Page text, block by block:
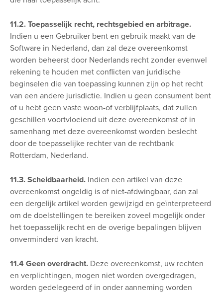
11.2. Toepasselijk recht, rechtsgebied en arbitrage.
Indien u een Gebruiker bent en gebruik maakt van de
Software in Nederland, dan zal deze overeenkomst
worden beheerst door Nederlands recht zonder evenwel
rekening te houden met conflicten van juridische
beginselen die van toepassing kunnen zijn op het recht
van een andere jurisdictie. Indien u geen consument bent
of u hebt geen vaste woon-of verblijfplaats, dat zullen
geschillen voortvloeiend uit deze overeenkomst of in
samenhang met deze overeenkomst worden beslecht
door de toepasselijke rechter van de rechtbank
Rotterdam, Nederland.
11.3. Scheidbaarheid. Indien een artikel van deze
overeenkomst ongeldig is of niet-afdwingbaar, dan zal
een dergelijk artikel worden gewijzigd en geïnterpreteerd
om de doelstellingen te bereiken zoveel mogelijk onder
het toepasselijk recht en de overige bepalingen blijven
onverminderd van kracht.
11.4 Geen overdracht. Deze overeenkomst, uw rechten
en verplichtingen, mogen niet worden overgedragen,
worden gedelegeerd of in onder aanneming worden